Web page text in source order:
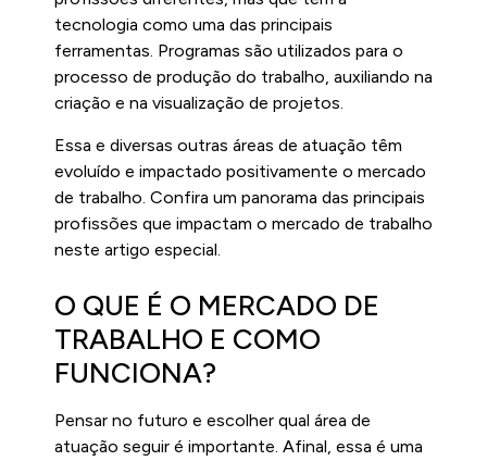
tecnologia como uma das principais
ferramentas. Programas são utilizados para o
processo de produção do trabalho, auxiliando na
criação e na visualização de projetos.
Essa e diversas outras áreas de atuação têm
evoluído e impactado positivamente o mercado
de trabalho. Confira um panorama das principais
profissões que impactam o mercado de trabalho
neste artigo especial.
O QUE É O MERCADO DE
TRABALHO E COMO
FUNCIONA?
Pensar no futuro e escolher qual área de
atuação seguir é importante. Afinal, essa é uma